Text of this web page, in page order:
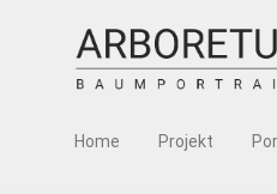
Home Projekt